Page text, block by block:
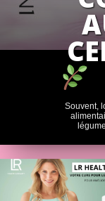
Souvent,